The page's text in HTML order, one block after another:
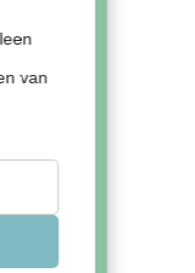
van